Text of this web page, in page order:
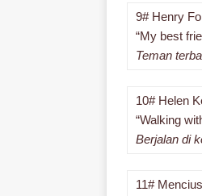
9# Henry
“My best
Teman
10# Helen
“Walking
Berjalan di
11#